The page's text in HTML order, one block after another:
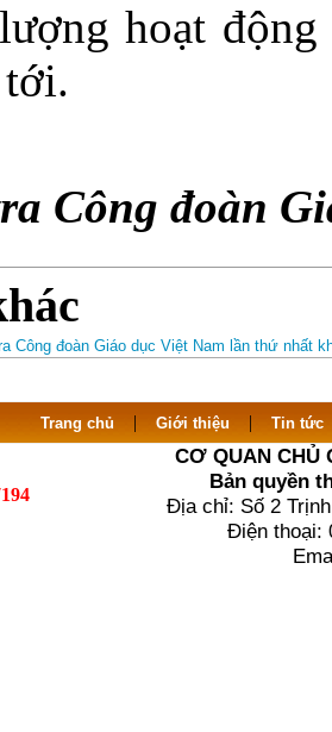
hoạt
Công đoàn
Công đoàn Giáo dục Việt Nam lần thứ nhất
Trang chủ | Giới thiệu | Tin tức
CƠ QUAN CHỦ
Bản quyền
Địa chỉ: Số 2
Điện